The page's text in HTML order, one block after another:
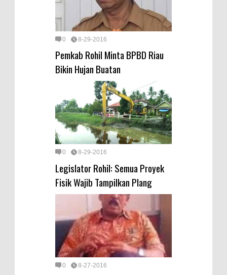
0 8-29-2016
Pemkab Rohil Minta BPBD Riau
Bikin Hujan Buatan
0 8-29-2016
Legislator Rohil: Semua Proyek
Fisik Wajib Tampilkan Plang
0 8-27-2016